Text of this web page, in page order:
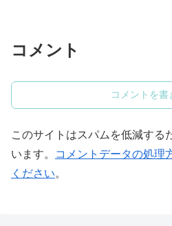
コメント
コメントを書
このサイトはスパムを低減する
います。
コメントデータの処理
ください。